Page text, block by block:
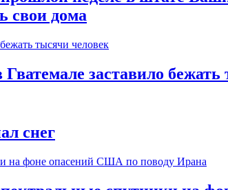
свои дома
заставило бежать
снег